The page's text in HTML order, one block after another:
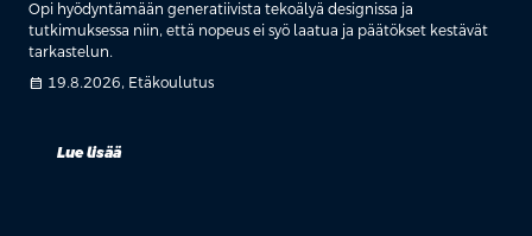
Opi hyödyntämään generatiivista tekoälyä designissa ja
tutkimuksessa niin, että nopeus ei syö laatua ja päätökset kestävät
tarkastelun.
calendar_month 19.8.2026, Etäkoulutus
Lue lisää